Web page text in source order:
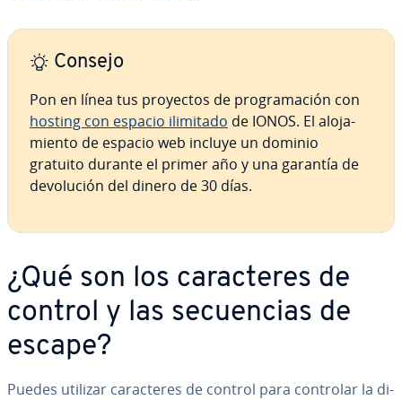
Consejo
Pon en línea tus proyectos de pro­gra­ma­ción con
hosting con espacio ilimitado de IONOS. El alo­ja­
mie­n­to de espacio web incluye un dominio
gratuito durante el primer año y una garantía de
de­vo­lu­ción del dinero de 30 días.
¿Qué son los ca­ra­c­te­res de
control y las se­cue­n­cias de
escape?
Puedes utilizar ca­ra­c­te­res de control para controlar la di­